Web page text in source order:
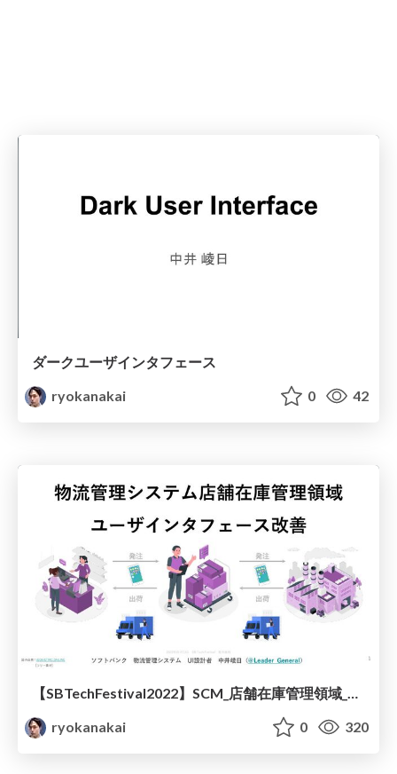
ダークユーザインタフェース
ryokanakai
0 42
ryokanakai
0 320